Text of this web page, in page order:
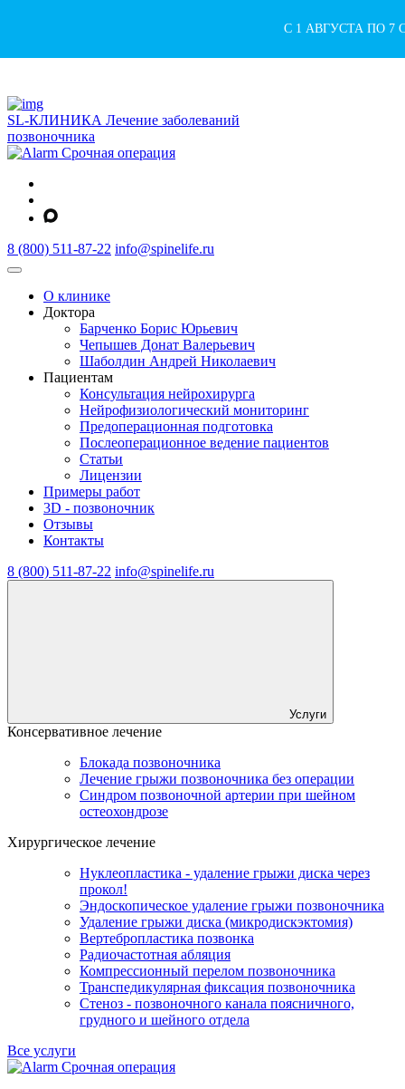
С 1 АВГУСТА ПО 7
SL-КЛИНИКА Лечение заболеваний
позвоночника
Срочная операция
8 (800) 511-87-22 info@spinelife.ru
О клинике
Доктора
Барченко Борис Юрьевич
Чепышев Донат Валерьевич
Шаболдин Андрей Николаевич
Пациентам
Консультация нейрохирурга
Нейрофизиологический мониторинг
Предоперационная подготовка
Послеоперационное ведение пациентов
Статьи
Лицензии
Примеры работ
3D - позвоночник
Отзывы
Контакты
8 (800) 511-87-22 info@spinelife.ru
Услуги
Консервативное лечение
Блокада позвоночника
Лечение грыжи позвоночника без операции
Синдром позвоночной артерии при шейном
остеохондрозе
Хирургическое лечение
Нуклеопластика - удаление грыжи диска через
прокол!
Эндоскопическое удаление грыжи позвоночника
Удаление грыжи диска (микродискэктомия)
Вертебропластика позвонка
Радиочастотная абляция
Компрессионный перелом позвоночника
Транспедикулярная фиксация позвоночника
Стеноз - позвоночного канала поясничного,
грудного и шейного отдела
Все услуги
Срочная операция